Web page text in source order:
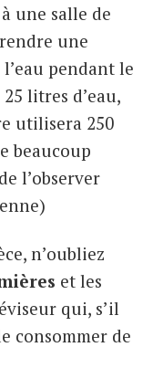
une salle de
une
pendant le
litres d’eau,
utilisera 250
beaucoup
l’observer
n’oubliez
et les
qui, s’il
consommer de